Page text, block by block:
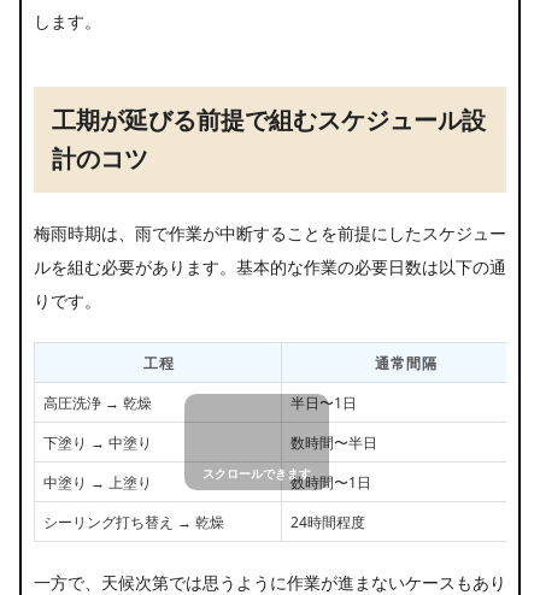
します。
工期が延びる前提で組むスケジュール設
計のコツ
梅雨時期は、雨で作業が中断することを前提にしたスケジュー
ルを組む必要があります。基本的な作業の必要日数は以下の通
りです。
工程
通常間隔
高圧洗浄 → 乾燥
半日〜1日
下塗り → 中塗り
数時間〜半日
中塗り → 上塗り
数時間〜1日
シーリング打ち替え → 乾燥
24時間程度
一方で、天候次第では思うように作業が進まないケースもあり